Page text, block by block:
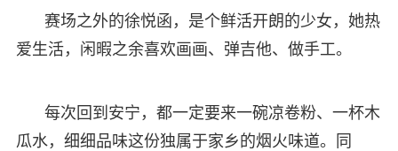
赛场之外的徐悦函，是个鲜活开朗的少女，她热
爱生活，闲暇之余喜欢画画、弹吉他、做手工。
每次回到安宁，都一定要来一碗凉卷粉、一杯木
瓜水，细细品味这份独属于家乡的烟火味道。同